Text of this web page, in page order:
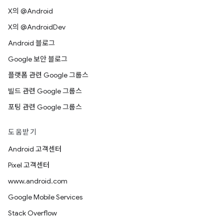
X의 @Android
X의 @AndroidDev
Android 블로그
Google 보안 블로그
플랫폼 관련 Google 그룹스
빌드 관련 Google 그룹스
포팅 관련 Google 그룹스
도움받기
Android 고객센터
Pixel 고객센터
www.android.com
Google Mobile Services
Stack Overflow